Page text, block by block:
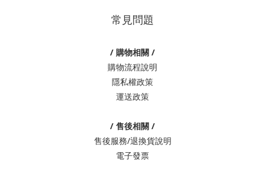
常見問題
/ 購物相關 /
購物流程說明
隱私權政策
運送政策
/ 售後相關 /
售後服務/退換貨說明
電子發票